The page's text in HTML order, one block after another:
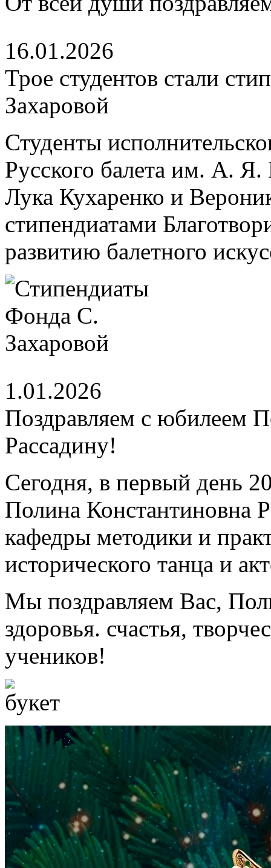
16.01.2026
Трое студентов стали
Захаровой
Студенты
Русского балета им. А.
Лука Кухаренко и
стипендиатами
развитию балетного
1.01.2026
Поздравляем с юбилеем
Рассадину!
Сегодня, в первый день
Полина Константиновна
кафедры методики и
исторического танца и
Мы поздравляем Вас,
здоровья. счастья,
учеников!